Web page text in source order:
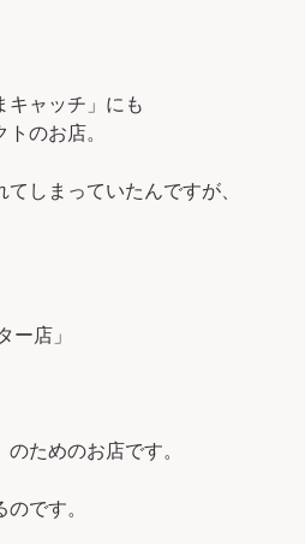
キャッチ」にも
のお店。
しまっていたんですが、
ー店」
ためのお店です。
です。